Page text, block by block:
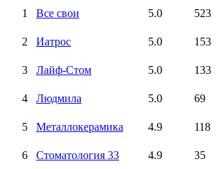
1 Все свои 5.0
523
2 Иатрос 5.0
153
3 Лайф-Стом 5.0
133
4 Людмила 5.0
69
5 Металлокерамика 4.9
118
6 Стоматология 33 4.9
35